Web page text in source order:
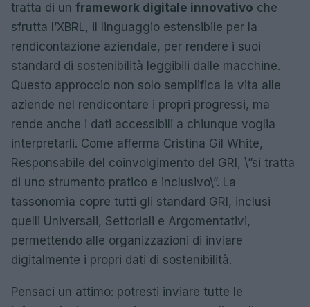
tratta di un framework digitale innovativo che
sfrutta l’XBRL, il linguaggio estensibile per la
rendicontazione aziendale, per rendere i suoi
standard di sostenibilità leggibili dalle macchine.
Questo approccio non solo semplifica la vita alle
aziende nel rendicontare i propri progressi, ma
rende anche i dati accessibili a chiunque voglia
interpretarli. Come afferma Cristina Gil White,
Responsabile del coinvolgimento del GRI, \”si tratta
di uno strumento pratico e inclusivo\”. La
tassonomia copre tutti gli standard GRI, inclusi
quelli Universali, Settoriali e Argomentativi,
permettendo alle organizzazioni di inviare
digitalmente i propri dati di sostenibilità.
Pensaci un attimo: potresti inviare tutte le